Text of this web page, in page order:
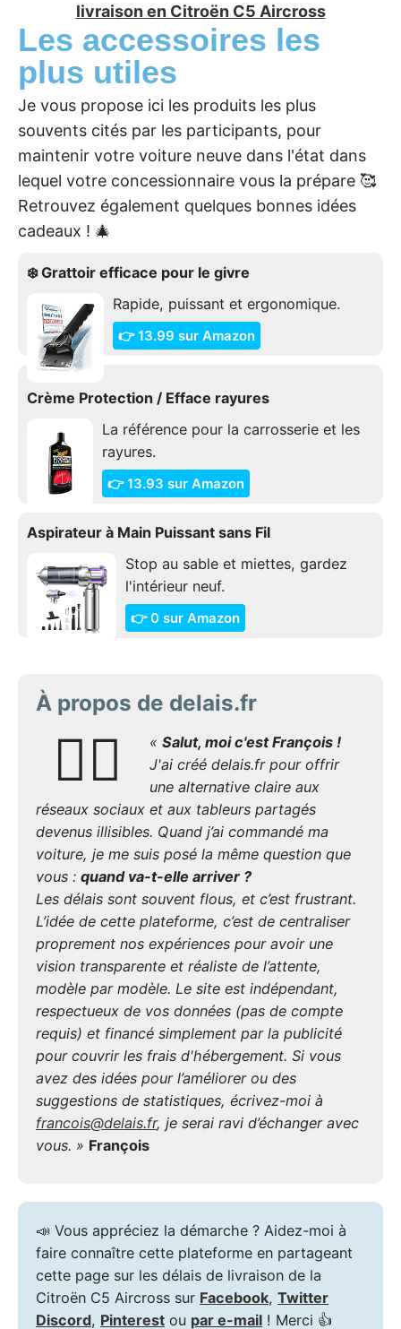
livraison en Citroën C5 Aircross
Les accessoires les
plus utiles
Je vous propose ici les produits les plus
souvents cités par les participants, pour
maintenir votre voiture neuve dans l'état dans
lequel votre concessionnaire vous la prépare 🥰
Retrouvez également quelques bonnes idées
cadeaux ! 🎄
❄️ Grattoir efficace pour le givre
Rapide, puissant et ergonomique.
👉 13.99 sur Amazon
Crème Protection / Efface rayures
La référence pour la carrosserie et les
rayures.
👉 13.93 sur Amazon
Aspirateur à Main Puissant sans Fil
Stop au sable et miettes, gardez
l'intérieur neuf.
👉 0 sur Amazon
À propos de delais.fr
🙋‍♂️ « Salut, moi c'est François !
J'ai créé delais.fr pour offrir
une alternative claire aux
réseaux sociaux et aux tableurs partagés
devenus illisibles. Quand j’ai commandé ma
voiture, je me suis posé la même question que
vous : quand va-t-elle arriver ?
Les délais sont souvent flous, et c’est frustrant.
L’idée de cette plateforme, c’est de centraliser
proprement nos expériences pour avoir une
vision transparente et réaliste de l’attente,
modèle par modèle. Le site est indépendant,
respectueux de vos données (pas de compte
requis) et financé simplement par la publicité
pour couvrir les frais d'hébergement. Si vous
avez des idées pour l’améliorer ou des
suggestions de statistiques, écrivez-moi à
francois@delais.fr, je serai ravi d’échanger avec
vous. » François
📣 Vous appréciez la démarche ? Aidez-moi à
faire connaître cette plateforme en partageant
cette page sur les délais de livraison de la
Citroën C5 Aircross sur Facebook, Twitter
Discord, Pinterest ou par e-mail ! Merci 👍